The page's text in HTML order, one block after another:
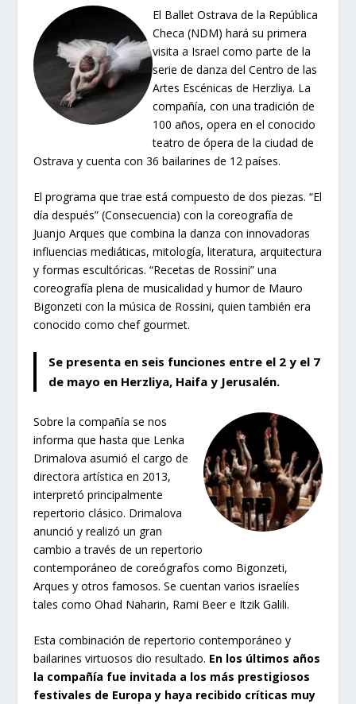
El Ballet Ostrava de la República
Checa (NDM) hará su primera
visita a Israel como parte de la
serie de danza del Centro de las
Artes Escénicas de Herzliya. La
compañía, con una tradición de
100 años, opera en el conocido
teatro de ópera de la ciudad de
Ostrava y cuenta con 36 bailarines de 12 países.
El programa que trae está compuesto de dos piezas. “El
día después” (Consecuencia) con la coreografía de
Juanjo Arques que combina la danza con innovadoras
influencias mediáticas, mitología, literatura, arquitectura
y formas escultóricas. “Recetas de Rossini” una
coreografía plena de musicalidad y humor de Mauro
Bigonzeti con la música de Rossini, quien también era
conocido como chef gourmet.
Se presenta en seis funciones entre el 2 y el 7
de mayo en Herzliya, Haifa y Jerusalén.
Sobre la compañía se nos
informa que hasta que Lenka
Drimalova asumió el cargo de
directora artística en 2013,
interpretó principalmente
repertorio clásico. Drimalova
anunció y realizó un gran
cambio a través de un repertorio
contemporáneo de coreógrafos como Bigonzeti,
Arques y otros famosos. Se cuentan varios israelíes
tales como Ohad Naharin, Rami Beer e Itzik Galili.
Esta combinación de repertorio contemporáneo y
bailarines virtuosos dio resultado. En los últimos años
la compañía fue invitada a los más prestigiosos
festivales de Europa y haya recibido críticas muy